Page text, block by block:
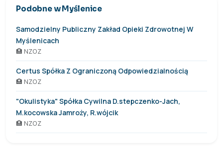
Podobne w Myślenice
Samodzielny Publiczny Zakład Opieki Zdrowotnej W
Myślenicach
🏥 NZOZ
Certus Spółka Z Ograniczoną Odpowiedzialnością
🏥 NZOZ
"Okulistyka" Spółka Cywilna D.stepczenko-Jach,
M.kocowska Jamroży, R.wójcik
🏥 NZOZ